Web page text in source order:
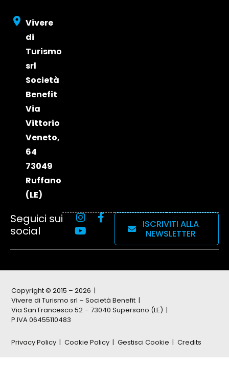
Vivere
di
Turismo
srl
Società
Benefit
Via
Vittorio
Veneto,
64
73049
Ruffano
(LE)
Seguici sui
social
ISCRIVITI ALLA
NEWSLETTER
Copyright © 2015 – 2026
Vivere di Turismo srl – Società Benefit
Via San Francesco 52 – 73040 Supersano (LE)
P.IVA 06455110483
Privacy Policy Cookie Policy Gestisci Cookie Credits